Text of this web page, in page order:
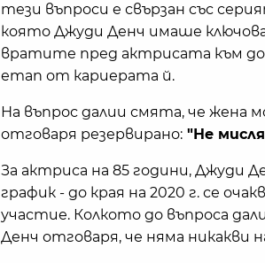
тези въпроси е свързан със
която Джуди Денч имаше
вратите пред актрисата към
етап от кариерата й.
На въпрос далии смята, че жена
отговаря резервирано: "Не
За актриса на 85 години, Джуди
график - до края на 2020 г. се
участие. Колкото до въпроса
Денч отговаря, че няма никакви